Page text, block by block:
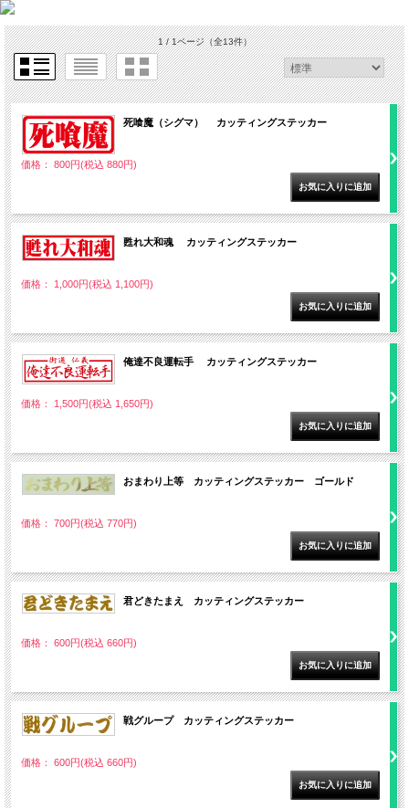
1 / 1ページ（全13件）
死喰魔（シグマ） カッティングステッカー
価格： 800円(税込 880円)
甦れ大和魂 カッティングステッカー
価格： 1,000円(税込 1,100円)
俺達不良運転手 カッティングステッカー
価格： 1,500円(税込 1,650円)
おまわり上等 カッティングステッカー ゴールド
価格： 700円(税込 770円)
君どきたまえ カッティングステッカー
価格： 600円(税込 660円)
戦グループ カッティングステッカー
価格： 600円(税込 660円)